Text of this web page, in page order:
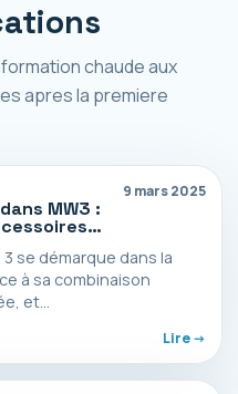
chaude aux
apres la premiere
9 mars 2025
MW3 :
se démarque dans la
à sa combinaison
et…
Lire ->